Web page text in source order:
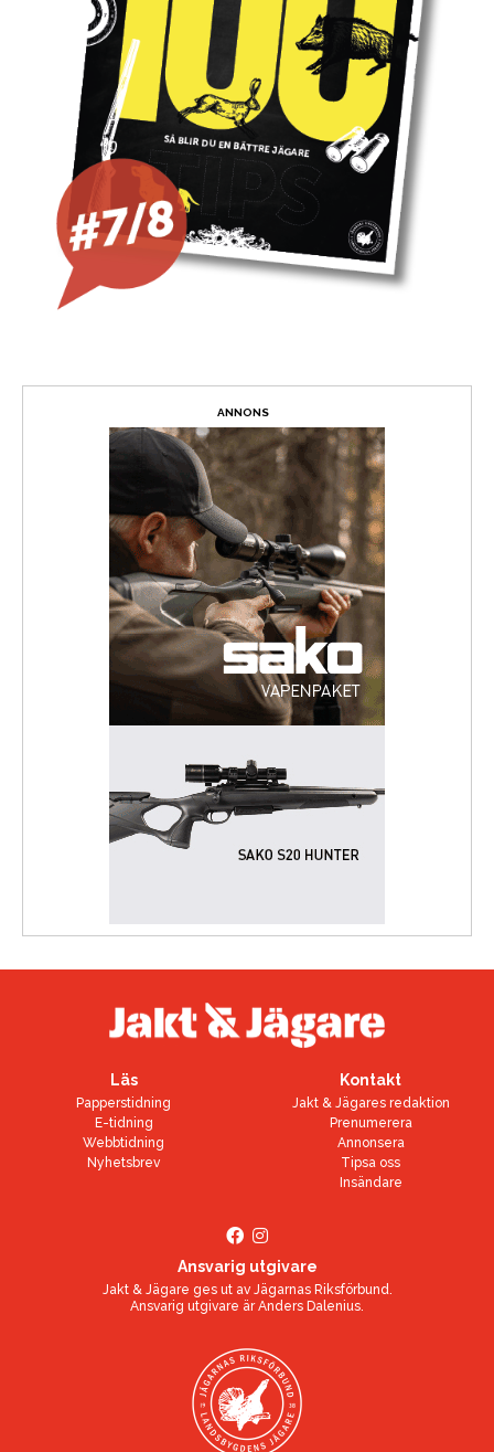
ANNONS
Läs
Papperstidning
E-tidning
Webbtidning
Nyhetsbrev
Kontakt
Jakt & Jägares redaktion
Prenumerera
Annonsera
Tipsa oss
Insändare
Ansvarig utgivare
Jakt & Jägare ges ut av Jägarnas Riksförbund.
Ansvarig utgivare ärAnders Dalenius.